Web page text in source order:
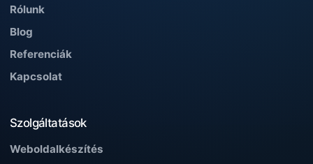
Rólunk
Blog
Referenciák
Kapcsolat
Szolgáltatások
Weboldalkészítés